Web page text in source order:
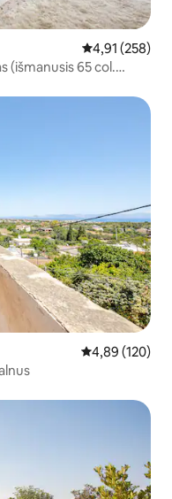
Vidutinis
4,91 (258)
(išmanusis 65 col.
Vidutinis
4,89 (120)